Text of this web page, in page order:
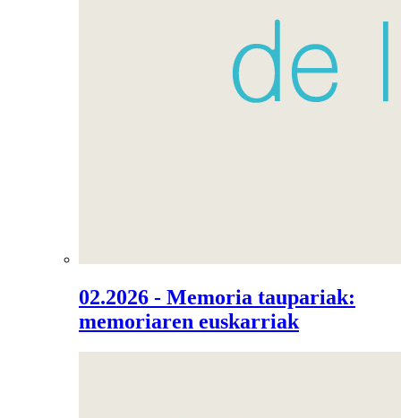
02.2026 - Memoria taupariak:
memoriaren euskarriak